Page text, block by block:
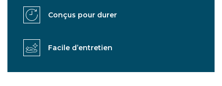
Conçus pour durer
Facile d’entretien